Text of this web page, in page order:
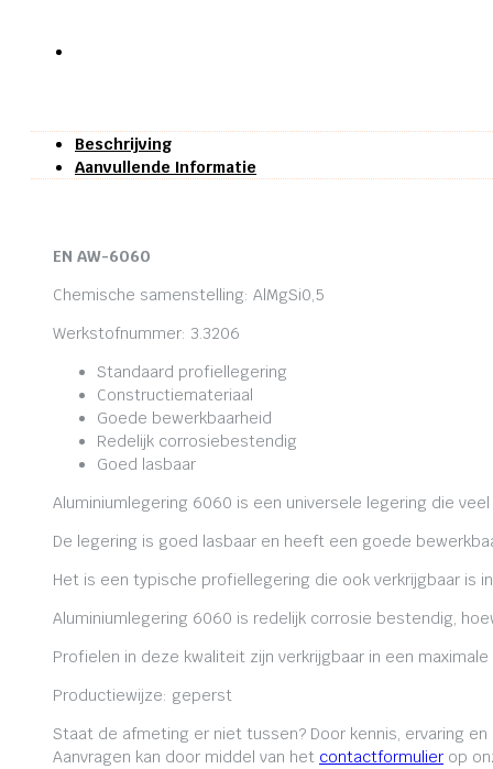
Beschrijving
Aanvullende Informatie
EN AW-6060
Chemische samenstelling: AlMgSi0,5
Werkstofnummer: 3.3206
Standaard profiellegering
Constructiemateriaal
Goede bewerkbaarheid
Redelijk corrosiebestendig
Goed lasbaar
Aluminiumlegering 6060 is een universele legering die
De legering is goed lasbaar en heeft een goede
Het is een typische profiellegering die ook verkrijgbaar is
Aluminiumlegering 6060 is redelijk corrosie bestendig,
Profielen in deze kwaliteit zijn verkrijgbaar in een
Productiewijze: geperst
Staat de afmeting er niet tussen? Door kennis, ervaring
Aanvragen kan door middel van het contactformulier op